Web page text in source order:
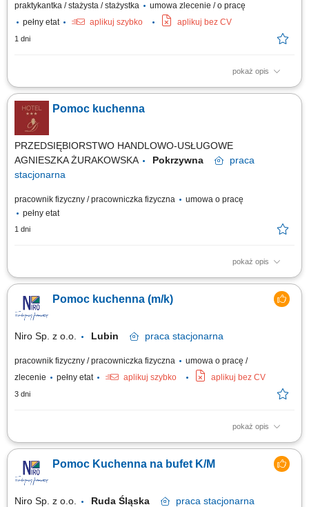
praktykantka / stażysta / stażystka
umowa zlecenie / o pracę
pełny etat
aplikuj szybko aplikuj bez CV
1 dni
pokaż opis
Zakres obowiązków: Aktywne wspieranie zespołu kucharzy przy
przygotowywaniu potraw. Przygotowywanie składników (mycie, obieranie,
krojenie warzyw, owoców i innych produktów). Dbanie o czystość,
porządek i higienę w kuchni oraz na stanowisku pracy. Kontrola świeżości
produktów i...
Pomoc kuchenna
PRZEDSIĘBIORSTWO HANDLOWO-USŁUGOWE
AGNIESZKA ŻURAKOWSKA
Pokrzywna
praca
stacjonarna
pracownik fizyczny / pracowniczka fizyczna
umowa o pracę
pełny etat
1 dni
pokaż opis
Twój zakres obowiązków przygotowywanie składników do potraw zgodnie
śniadań, obiadów i kolacji, dbanie o estetykę oraz właściwe
przygotowanie stanowiska pracy, utrzymywanie porządku i czystości w
Pomoc kuchenna (m/k)
Niro Sp. z o.o. Lubin praca stacjonarna
pracownik fizyczny / pracowniczka fizyczna
umowa o pracę /
zlecenie
pełny etat aplikuj szybko aplikuj bez CV
3 dni
pokaż opis
Zakres obowiązków praca na zmywaku, pomoc przy przygotowywaniu
posiłków, pomoc w pakowaniu i przygotowywaniu posiłków do transportu,
utrzymanie czystości w miejscu pracy.
Pomoc Kuchenna na bufet K/M
Niro Sp. z o.o. Ruda Śląska praca stacjonarna